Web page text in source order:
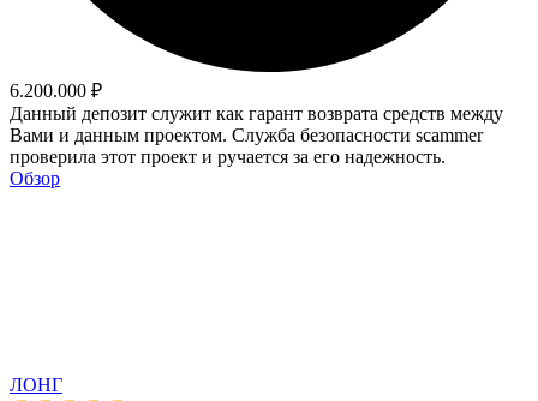
6.200.000 ₽
Данный депозит служит как гарант возврата средств между
Вами и данным проектом. Служба безопасности scammer
проверила этот проект и ручается за его надежность.
Обзор
ЛОНГ